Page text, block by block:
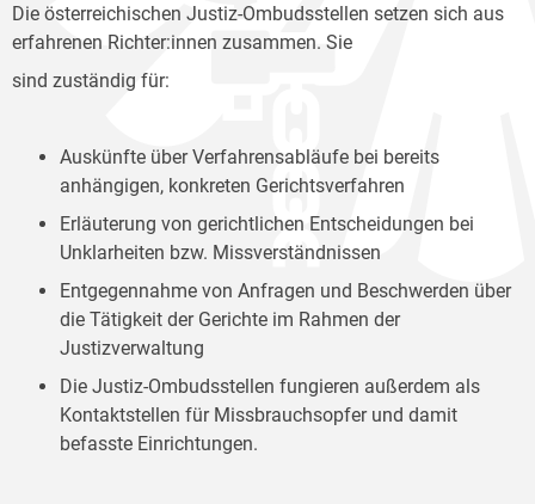
Die österreichischen Justiz-Ombudsstellen setzen sich aus
erfahrenen Richter:innen zusammen. Sie
sind zuständig für:
Auskünfte über Verfahrensabläufe bei bereits
anhängigen, konkreten Gerichtsverfahren
Erläuterung von gerichtlichen Entscheidungen bei
Unklarheiten bzw. Missverständnissen
Entgegennahme von Anfragen und Beschwerden über
die Tätigkeit der Gerichte im Rahmen der
Justizverwaltung
Die Justiz-Ombudsstellen fungieren außerdem als
Kontaktstellen für Missbrauchsopfer und damit
befasste Einrichtungen.